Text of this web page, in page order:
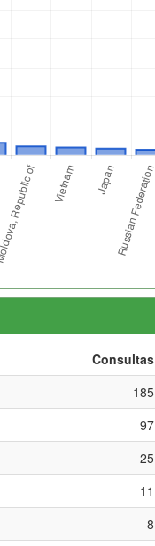
Consultas
185
97
25
11
8